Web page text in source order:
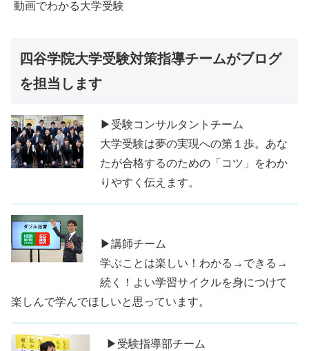
動画でわかる大学受験
四谷学院大学受験対策指導チームがブログ
を担当します
▶受験コンサルタントチーム
大学受験は夢の実現への第１歩。あな
たが合格するのための「コツ」をわか
りやすく伝えます。
▶講師チーム
学ぶことは楽しい！わかる→できる→
続く！よい学習サイクルを身につけて
楽しんで学んでほしいと思っています。
▶受験指導部チーム